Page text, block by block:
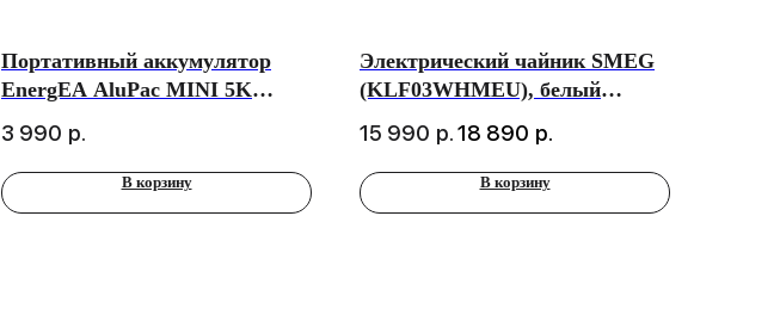
Портативный аккумулятор
EnergEA AluPac MINI 5K
20W Ultra Light Aluminium
Natural Titanium
3 990 р.
В корзину
Электрический чайник SMEG
(KLF03WHMEU), белый
15 990 р.18 890 р.
В корзину